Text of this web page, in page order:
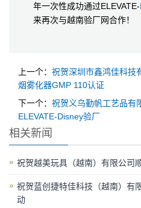
年一次性成功通过ELEVATE-
来再次与越南验厂网合作！
上一个： 祝贺深圳市鑫鸿佳科技
烟雾化器GMP 110认证
下一个： 祝贺义乌勤帆工艺品有
ELEVATE-Disney验厂
相关新闻
祝贺越美玩具（越南）有限公司
祝贺蓝创捷特佳科技（越南）有
动